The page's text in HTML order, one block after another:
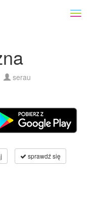
serau
sprawdź się